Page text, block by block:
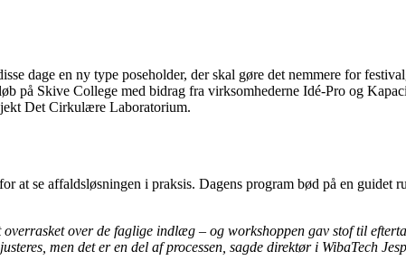
dage en ny type poseholder, der skal gøre det nemmere for
på Skive College med bidrag fra virksomhederne Idé-Pro og
Det Cirkulære Laboratorium.
at se affaldsløsningen i praksis. Dagens program bød på en
over de faglige indlæg – og workshoppen gav stof til
men det er en del af processen, sagde direktør i WibaTech